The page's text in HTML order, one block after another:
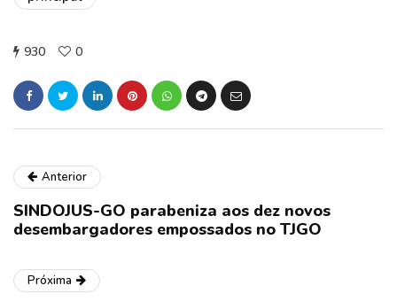
930 0
Anterior
SINDOJUS-GO parabeniza aos dez novos
desembargadores empossados no TJGO
Próxima